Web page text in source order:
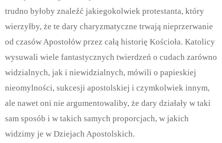
trudno byłoby znaleźć jakiegokolwiek protestanta, który
wierzyłby, że te dary charyzmatyczne trwają nieprzerwanie
od czasów Apostołów przez całą historię Kościoła. Katolicy
wysuwali wiele fantastycznych twierdzeń o cudach zarówno
widzialnych, jak i niewidzialnych, mówili o papieskiej
nieomylności, sukcesji apostolskiej i czymkolwiek innym,
ale nawet oni nie argumentowaliby, że dary działały w taki
sam sposób i w takich samych proporcjach, w jakich
widzimy je w Dziejach Apostolskich.